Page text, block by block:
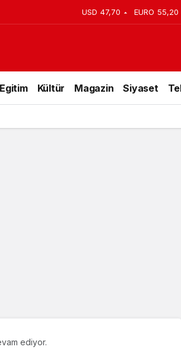
USD 47,70 EURO 55,20
Egitim Kültür Magazin Siyaset
ediyor.